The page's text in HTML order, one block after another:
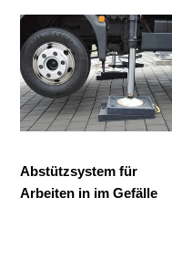
e
t
m
a
c
Abstützsystem
für
Arbeiten
in
im
Gefälle
Abstützsystem für
Arbeiten in im Gefälle